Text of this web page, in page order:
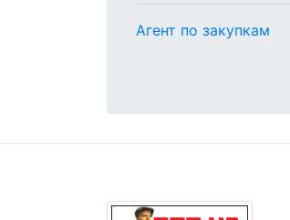
Агент по закупкам